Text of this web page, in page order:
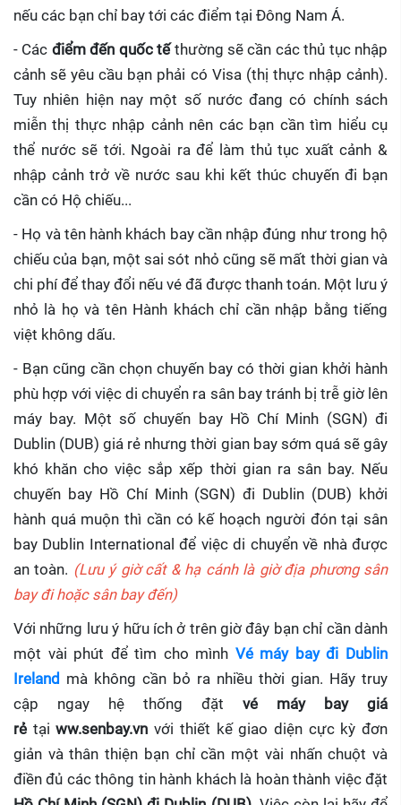
nếu các bạn chỉ bay tới các điểm tại Đông Nam Á.
- Các điểm đến quốc tếthường sẽ cần các thủ tục nhập
cảnh sẽ yêu cầu bạn phải có Visa (thị thực nhập cảnh).
Tuy nhiên hiện nay một số nước đang có chính sách
miễn thị thực nhập cảnh nên các bạn cần tìm hiểu cụ
thể nước sẽ tới. Ngoài ra để làm thủ tục xuất cảnh &
nhập cảnh trở về nước sau khi kết thúc chuyến đi bạn
cần có Hộ chiếu...
- Họ và tên hành khách bay cần nhập đúng như trong hộ
chiếu của bạn, một sai sót nhỏ cũng sẽ mất thời gian và
chi phí để thay đổi nếu vé đã được thanh toán. Một lưu ý
nhỏ là họ và tên Hành khách chỉ cần nhập bằng tiếng
việt không dấu.
- Bạn cũng cần chọn chuyến bay có thời gian khởi hành
phù hợp với việc di chuyển ra sân bay tránh bị trễ giờ lên
máy bay. Một số chuyến bay Hồ Chí Minh (SGN) đi
Dublin (DUB) giá rẻ nhưng thời gian bay sớm quá sẽ gây
khó khăn cho việc sắp xếp thời gian ra sân bay. Nếu
chuyến bay Hồ Chí Minh (SGN) đi Dublin (DUB) khởi
hành quá muộn thì cần có kế hoạch người đón tại sân
bay Dublin International để việc di chuyển về nhà được
an toàn. (Lưu ý giờ cất & hạ cánh là giờ địa phương sân
bay đi hoặc sân bay đến)
Với những lưu ý hữu ích ở trên giờ đây bạn chỉ cần dành
một vài phút để tìm cho mình Vé máy bay đi Dublin
Ireland mà không cần bỏ ra nhiều thời gian. Hãy truy
cập ngay hệ thống đặt vé máy bay giá
rẻ tạiww.senbay.vn với thiết kế giao diện cực kỳ đơn
giản và thân thiện bạn chỉ cần một vài nhấn chuột và
điền đủ các thông tin hành khách là hoàn thành việc đặt